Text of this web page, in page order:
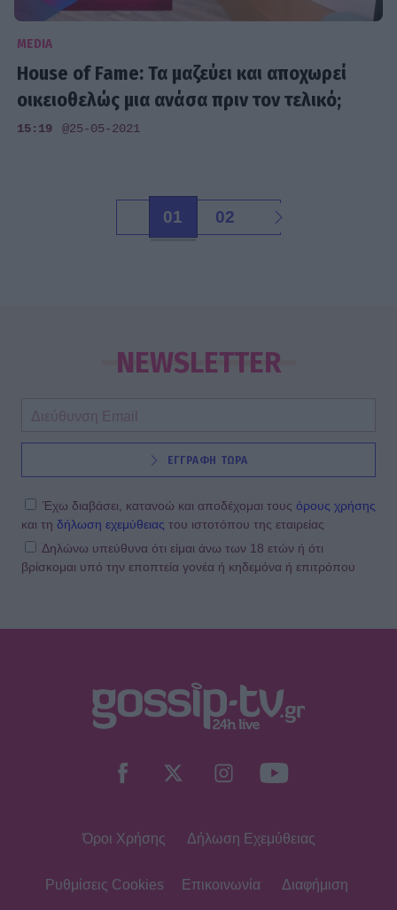
MEDIA
House of Fame: Τα μαζεύει και αποχωρεί
οικειοθελώς μια ανάσα πριν τον τελικό;
15:19 @25-05-2021
01 02
NEWSLETTER
ΕΓΓΡΑΦΗ ΤΩΡΑ
Έχω διαβάσει, κατανοώ και αποδέχομαι τους όρους χρήσης
και τη δήλωση εχεμύθειας του ιστοτόπου της εταιρείας
Δηλώνω υπεύθυνα ότι είμαι άνω των 18 ετών ή ότι
βρίσκομαι υπό την εποπτεία γονέα ή κηδεμόνα ή επιτρόπου
Όροι Χρήσης Δήλωση Εχεμύθειας
Ρυθμίσεις Cookies Επικοινωνία Διαφήμιση